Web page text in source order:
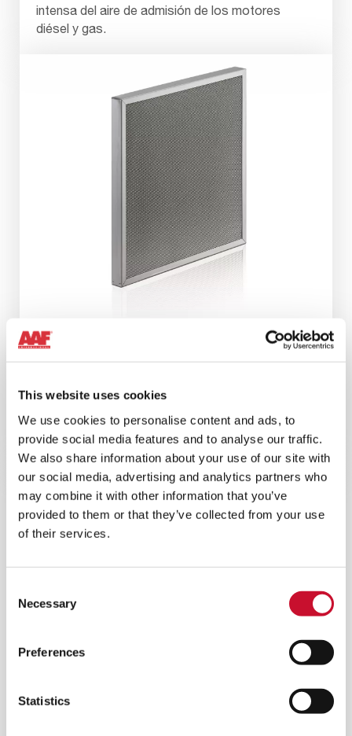
This website uses cookies
We use cookies to personalise content and ads, to
provide social media features and to analyse our traffic.
We also share information about your use of our site with
our social media, advertising and analytics partners who
may combine it with other information that you’ve
provided to them or that they’ve collected from your use
of their services.
Selection
Necessary
Preferences
Statistics
intensa del aire de admisión de los motores
diésel y gas.
COALESCENTE AMERNET PARA
Filtro coalescente metálico lavable para motores
diésel y gas, protege contra humedades
elevadas y partículas estacionales.